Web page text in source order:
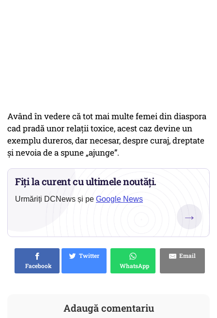
Având în vedere că tot mai multe femei din diaspora
cad pradă unor relații toxice, acest caz devine un
exemplu dureros, dar necesar, despre curaj, dreptate
și nevoia de a spune „ajunge”.
Fiți la curent cu ultimele noutăți.
Urmăriți DCNews și pe Google News
→
Facebook
Twitter
WhatsApp
Email
Adaugă comentariu